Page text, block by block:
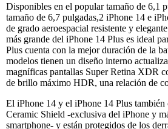
Disponibles en el popular tamaño de 6,1
tamaño de 6,7 pulgadas,2 iPhone 14 e
de grado aeroespacial resistente y
más grande del iPhone 14 Plus es ideal
Plus cuenta con la mejor duración de la
modelos tienen un diseño interno
magníficas pantallas Super Retina XDR
de brillo máximo HDR, una relación de
El iPhone 14 y el iPhone 14 Plus
Ceramic Shield -exclusiva del iPhone y
smartphone- y están protegidos de los